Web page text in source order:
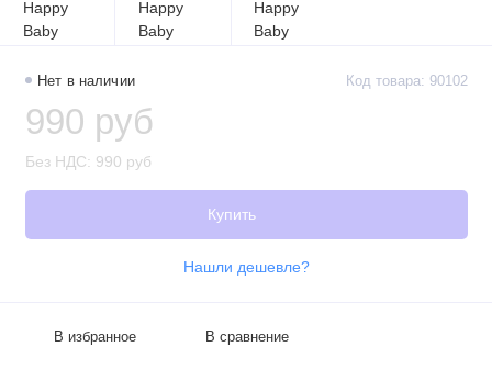
Нет в наличии Код товара: 90102
990 руб
Без НДС: 990 руб
Купить
Нашли дешевле?
В избранное В сравнение